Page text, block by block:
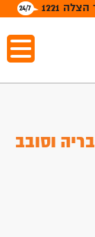
1221
וסובב